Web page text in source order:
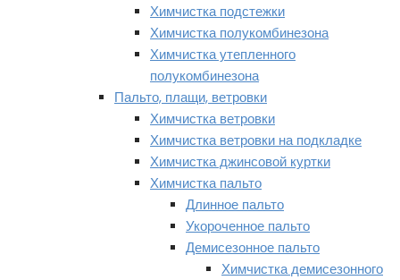
Химчистка подстежки
Химчистка полукомбинезона
Химчистка утепленного
полукомбинезона
Пальто, плащи, ветровки
Химчистка ветровки
Химчистка ветровки на подкладке
Химчистка джинсовой куртки
Химчистка пальто
Длинное пальто
Укороченное пальто
Демисезонное пальто
Химчистка демисезонного